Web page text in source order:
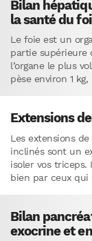
Bilan
la santé du
Le foie est un
partie supérieure
l’organe le plus
pèse environ 1
Extensions
Les extensions
inclinés sont un
isoler vos
bien par ceux
Bilan
exocrine et